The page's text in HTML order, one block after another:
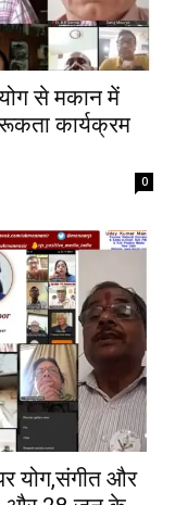
से मकान में
कार्यक्रम
0
योग,संगीत और